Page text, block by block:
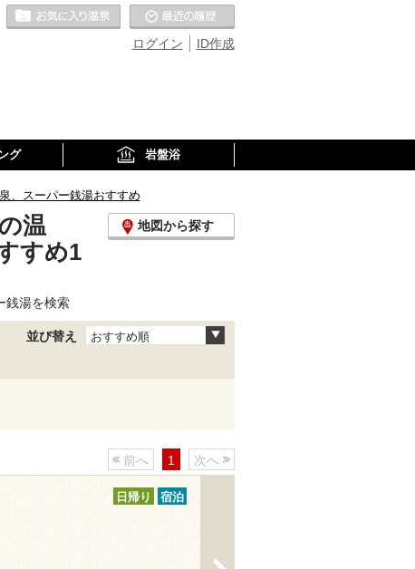
ID作成
ログイン
お気に入りの温泉
グ 岩盤浴
、スーパー銭湯おすすめ
温
すめ1
地図から探す
銭湯を検索
並び替え おすすめ順
前へ 1 次へ
日帰り 宿泊